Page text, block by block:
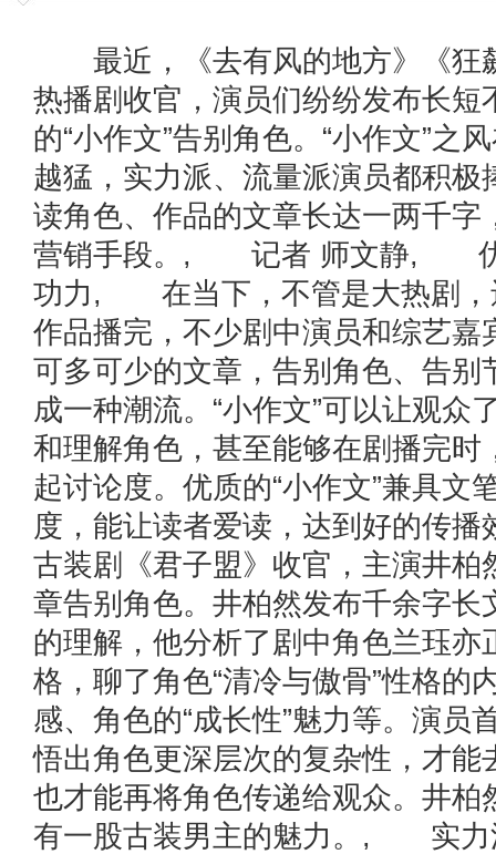
最近，《去有风的地方》《狂
热播剧收官，演员们纷纷发布长短
的“小作文”告别角色。“小作文”之
越猛，实力派、流量派演员都积极
读角色、作品的文章长达一两千字
营销手段。, 记者 师文静, 优
功力, 在当下，不管是大热剧，
作品播完，不少剧中演员和综艺嘉
可多可少的文章，告别角色、告别
成一种潮流。“小作文”可以让观众
和理解角色，甚至能够在剧播完时
起讨论度。优质的“小作文”兼具文
度，能让读者爱读，达到好的
古装剧《君子盟》收官，主演井柏
章告别角色。井柏然发布千余字长
的理解，他分析了剧中角色兰珏亦
格，聊了角色“清冷与傲骨”性格的
感、角色的“成长性”魅力等。演员
悟出角色更深层次的复杂性，才能
也才能再将角色传递给观众。井柏
有一股古装男主的魅力。, 实力